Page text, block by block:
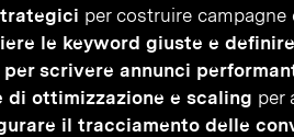
per costruire
le keyword giuste e
scrivere annunci
di ottimizzazione e scaling per
il tracciamento delle